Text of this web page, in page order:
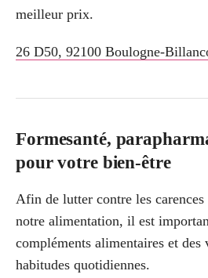
meilleur prix.
26 D50, 92100 Boulogne-
Formesanté,
pour votre bien-être
Afin de lutter contre les carences
notre alimentation, il est
compléments alimentaires et des
habitudes quotidiennes.